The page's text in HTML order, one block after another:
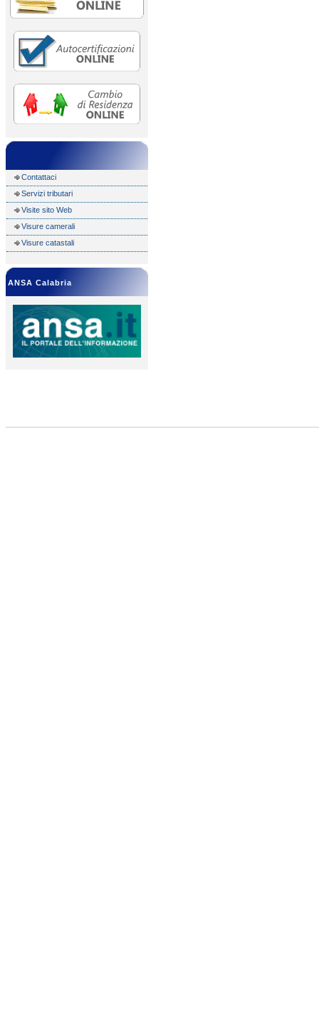
Contattaci
Servizi tributari
Visite sito Web
Visure camerali
Visure catastali
ANSA Calabria